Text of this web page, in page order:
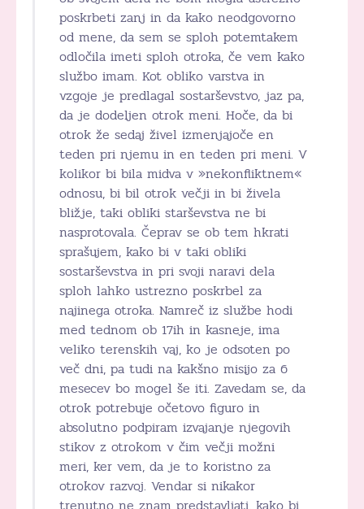
poskrbeti zanj in da kako neodgovorno
od mene, da sem se sploh potemtakem
odločila imeti sploh otroka, če vem kako
službo imam. Kot obliko varstva in
vzgoje je predlagal sostarševstvo, jaz pa,
da je dodeljen otrok meni. Hoče, da bi
otrok že sedaj živel izmenjajoče en
teden pri njemu in en teden pri meni. V
kolikor bi bila midva v »nekonfliktnem«
odnosu, bi bil otrok večji in bi živela
bližje, taki obliki starševstva ne bi
nasprotovala. Čeprav se ob tem hkrati
sprašujem, kako bi v taki obliki
sostarševstva in pri svoji naravi dela
sploh lahko ustrezno poskrbel za
najinega otroka. Namreč iz službe hodi
med tednom ob 17ih in kasneje, ima
veliko terenskih vaj, ko je odsoten po
več dni, pa tudi na kakšno misijo za 6
mesecev bo mogel še iti. Zavedam se, da
otrok potrebuje očetovo figuro in
absolutno podpiram izvajanje njegovih
stikov z otrokom v čim večji možni
meri, ker vem, da je to koristno za
otrokov razvoj. Vendar si nikakor
trenutno ne znam predstavljati, kako bi